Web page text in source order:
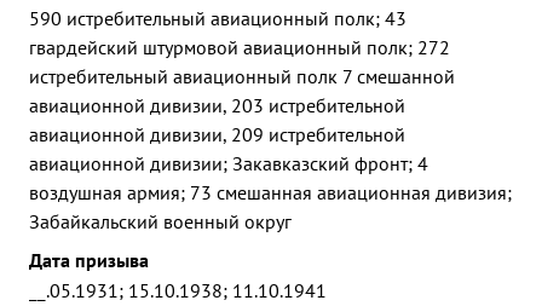
590 истребительный авиационный полк; 43
гвардейский штурмовой авиационный полк; 272
истребительный авиационный полк 7 смешанной
авиационной дивизии, 203 истребительной
авиационной дивизии, 209 истребительной
авиационной дивизии; Закавказский фронт; 4
воздушная армия; 73 смешанная авиационная дивизия;
Забайкальский военный округ
Дата призыва
__.05.1931; 15.10.1938; 11.10.1941